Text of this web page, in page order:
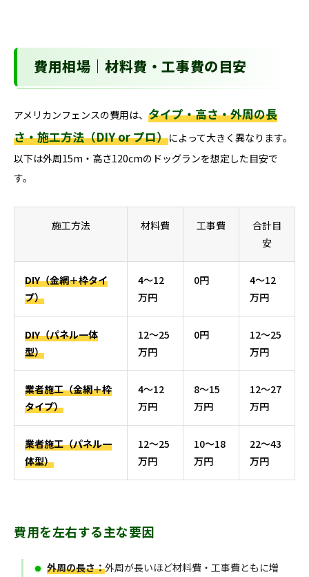
費用相場｜材料費・工事費の目安
アメリカンフェンスの費用は、 タイプ・高さ・外周の長
さ・施工方法（DIY or プロ）によって大きく異なります。
以下は外周15m・高さ120cmのドッグランを想定した目安で
す。
施工方法 材料費 工事費
合計目
安
DIY（金網＋枠タイ
プ）
4〜12
万円
0円
4〜12
万円
DIY（パネル一体
型）
12〜25
万円
0円
12〜25
万円
業者施工（金網＋枠
タイプ）
4〜12
万円
8〜15
万円
12〜27
万円
業者施工（パネル一
体型）
12〜25
万円
10〜18
万円
22〜43
万円
費用を左右する主な要因
外周の長さ：外周が長いほど材料費・工事費ともに増